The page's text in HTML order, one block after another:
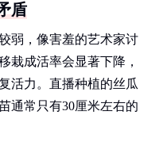
盾
弱，像害羞的艺术家讨
栽成活率会显著下降，
活力。直播种植的丝瓜
通常只有30厘米左右的